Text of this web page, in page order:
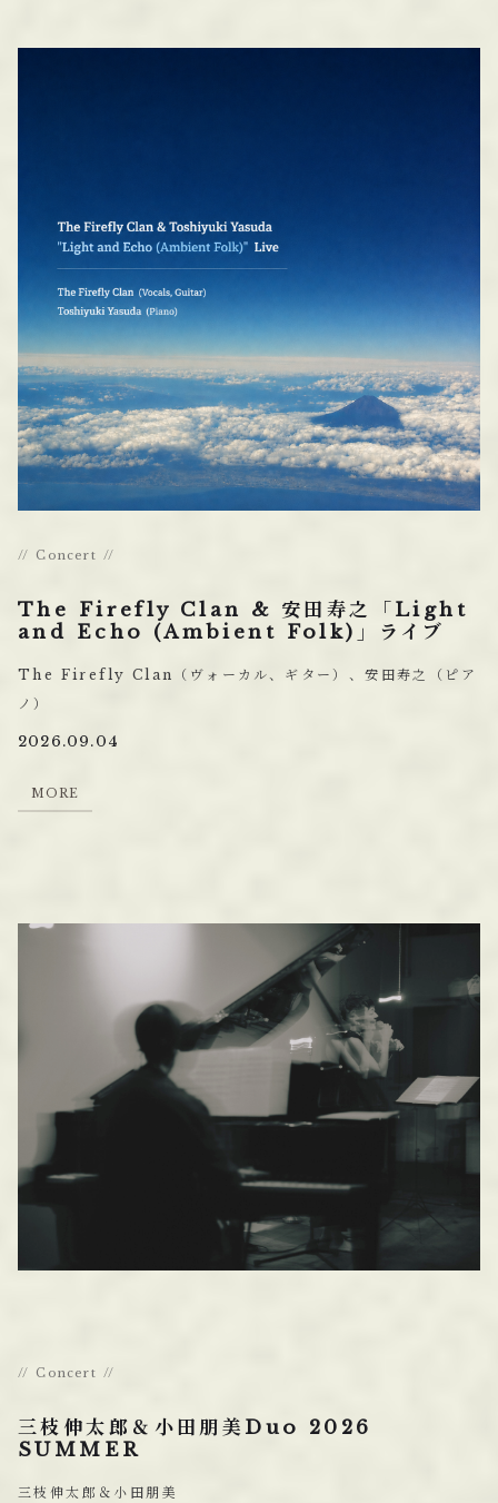
Concert
The Firefly Clan & 安田寿之「Light
and Echo (Ambient Folk)」ライブ
The Firefly Clan（ヴォーカル、ギター）、安田寿之（ピア
ノ）
2026.09.04
MORE
MORE
Concert
三枝伸太郎＆小田朋美Duo 2026
SUMMER
三枝伸太郎＆小田朋美